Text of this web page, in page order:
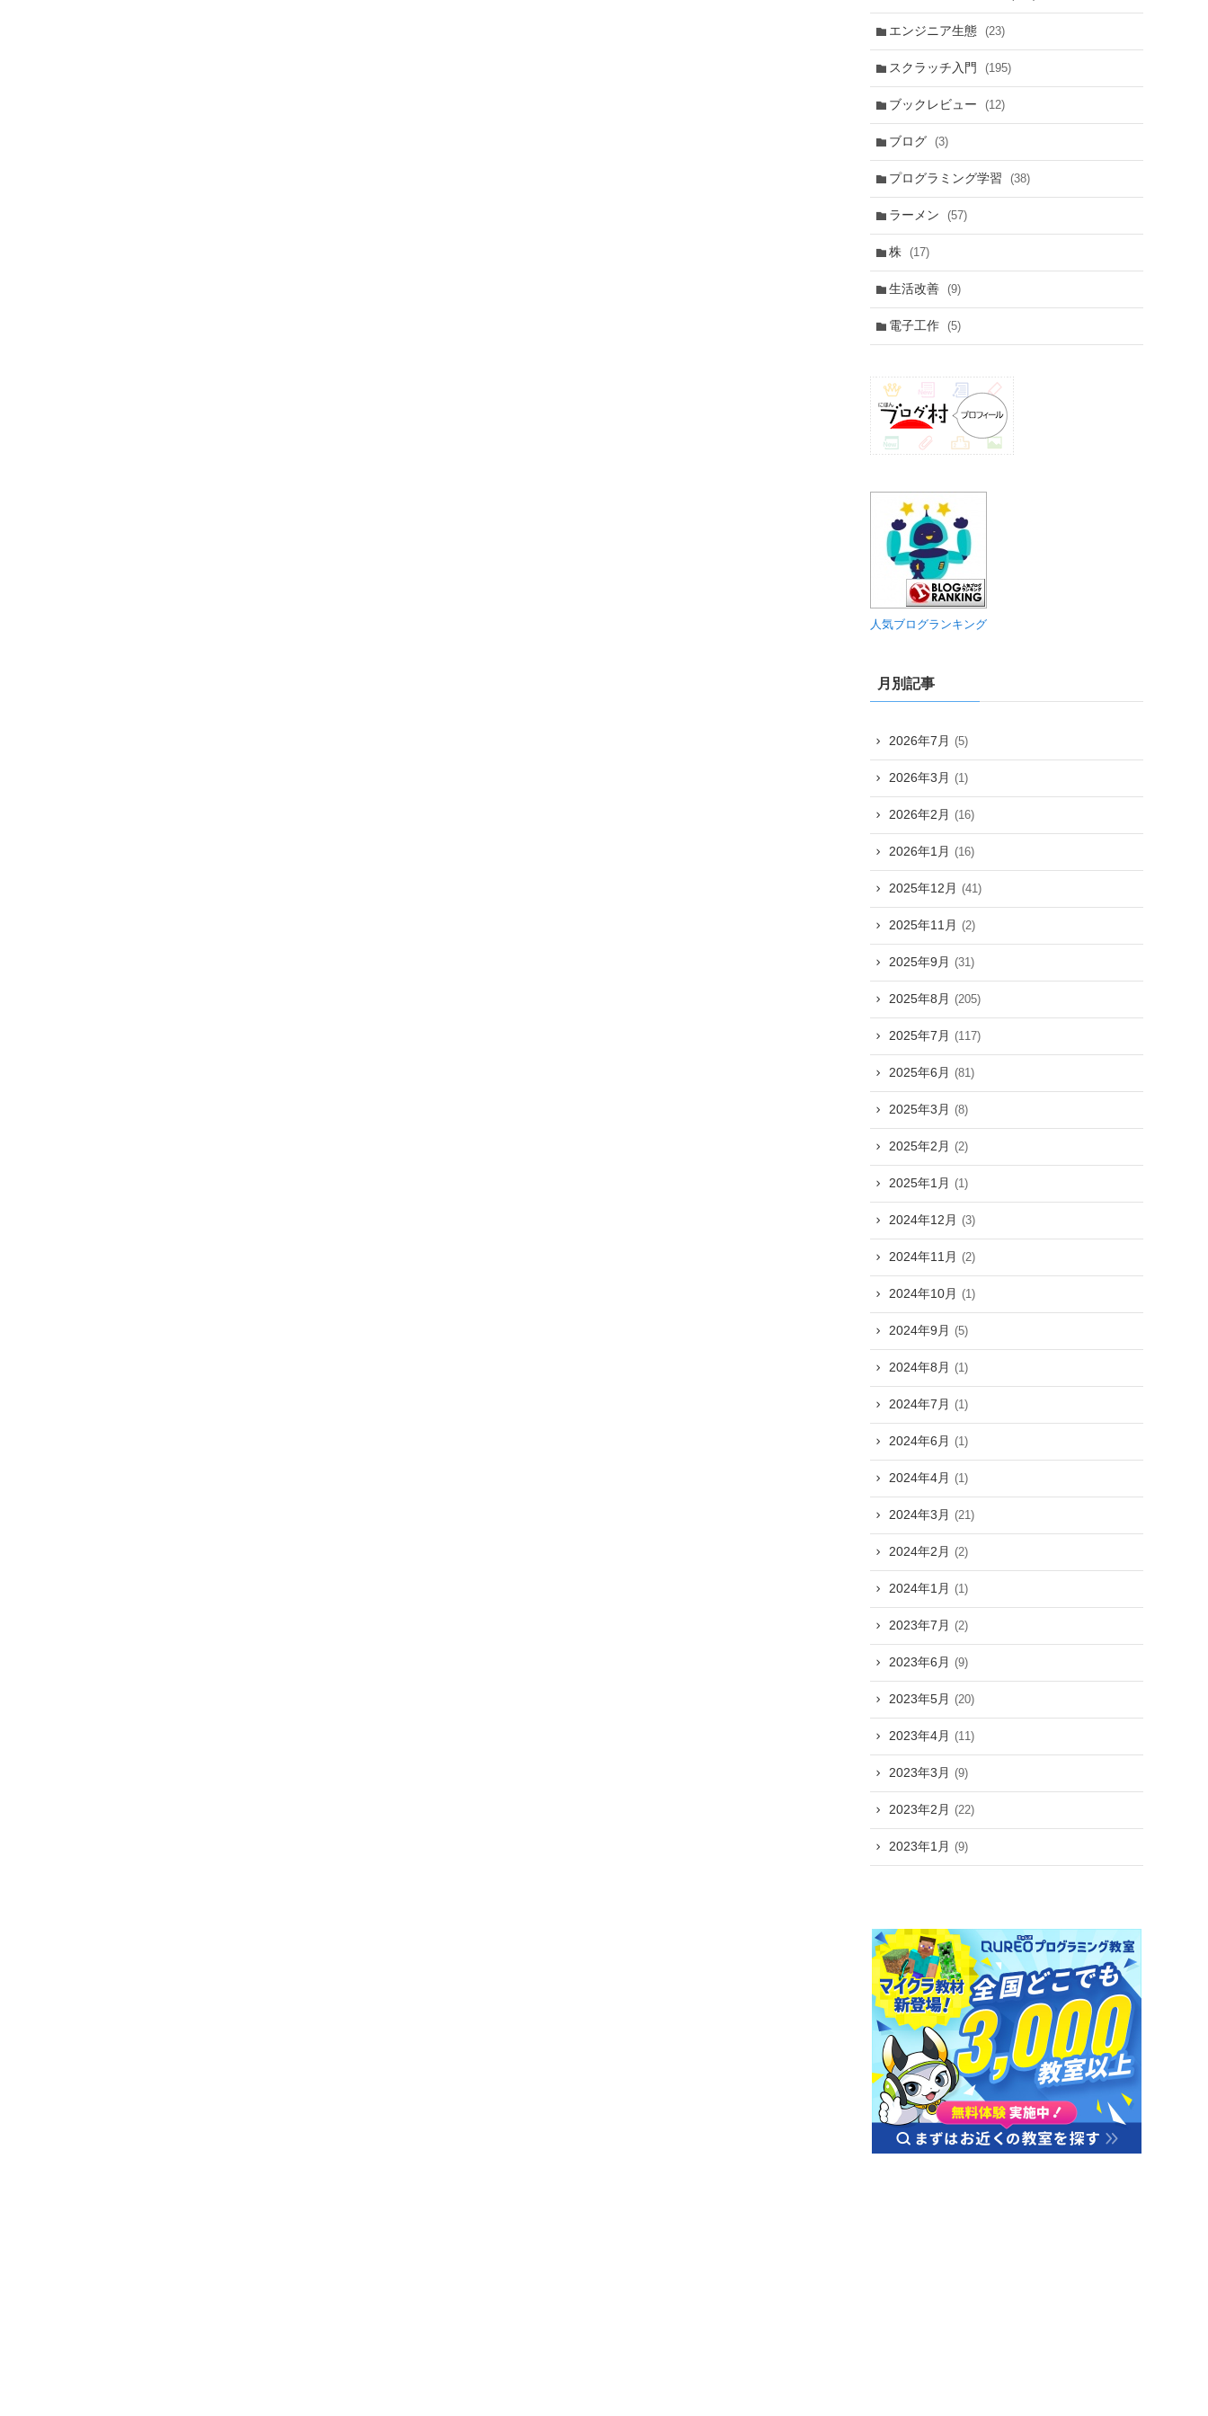
エンジニア生態 (23)
スクラッチ入門 (195)
ブックレビュー (12)
ブログ (3)
プログラミング学習 (38)
ラーメン (57)
株 (17)
生活改善 (9)
電子工作 (5)
人気ブログランキング
月別記事
2026年7月 (5)
2026年3月 (1)
2026年2月 (16)
2026年1月 (16)
2025年12月 (41)
2025年11月 (2)
2025年9月 (31)
2025年8月 (205)
2025年7月 (117)
2025年6月 (81)
2025年3月 (8)
2025年2月 (2)
2025年1月 (1)
2024年12月 (3)
2024年11月 (2)
2024年10月 (1)
2024年9月 (5)
2024年8月 (1)
2024年7月 (1)
2024年6月 (1)
2024年4月 (1)
2024年3月 (21)
2024年2月 (2)
2024年1月 (1)
2023年7月 (2)
2023年6月 (9)
2023年5月 (20)
2023年4月 (11)
2023年3月 (9)
2023年2月 (22)
2023年1月 (9)